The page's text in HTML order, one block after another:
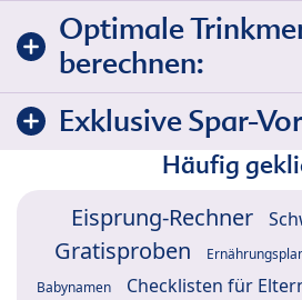
Optimale
berechnen:
Exklusive Spar-
Häufig
Eisprung-Rechner
Gratisproben
Babynamen Checklisten für